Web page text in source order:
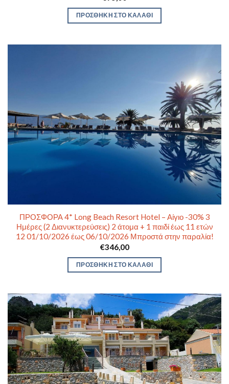
ΠΡΟΣΘΉΚΗ ΣΤΟ ΚΑΛΆΘΙ
ΠΡΟΣΦΟΡΑ 4* Long Beach Resort Hotel – Αίγιο -30% 3
Ημέρες (2 Διανυκτερεύσεις) 2 άτομα + 1 παιδί έως 11 ετών
12 01/10/2026 έως 06/10/2026 Μπροστά στην παραλία!
€346,00
ΠΡΟΣΘΉΚΗ ΣΤΟ ΚΑΛΆΘΙ